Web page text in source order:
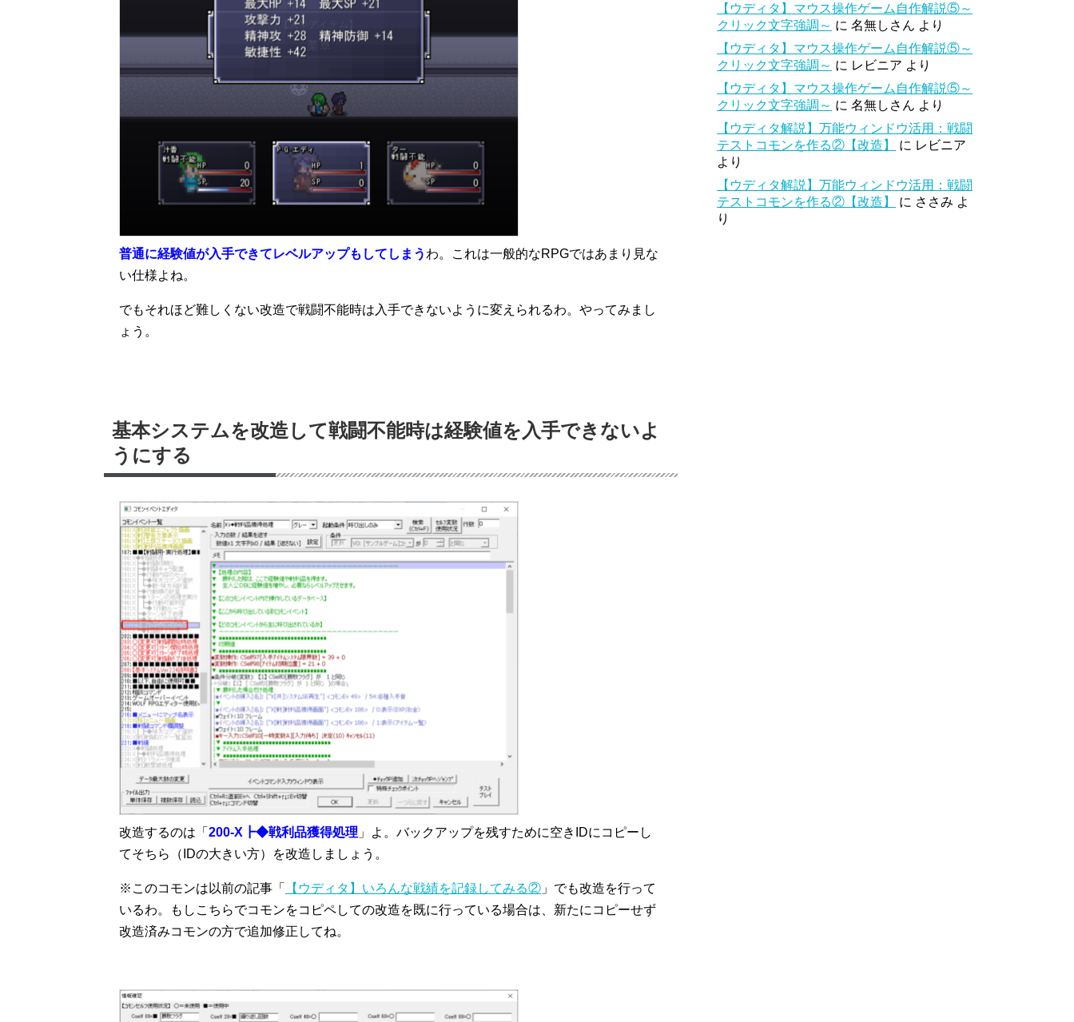
普通に経験値が入手できてレベルアップもしてしまう わ。これは一般的なRPGではあまり見な
い仕様よね。
でもそれほど難しくない改造で戦闘不能時は入手できないように変えられるわ。やってみまし
ょう。
基本システムを改造して戦闘不能時は経験値を入手できないよ
うにする
改造するのは「 200-X┣◆戦利品獲得処理 」よ。バックアップを残すために空きIDにコピーし
てそちら（IDの大きい方）を改造しましょう。
※このコモンは以前の記事「 【ウディタ】いろんな戦績を記録してみる② 」でも改造を行って
いるわ。もしこちらでコモンをコピペしての改造を既に行っている場合は、新たにコピーせず
改造済みコモンの方で追加修正してね。
【ウディタ】マウス操作ゲーム自作解説⑤～
クリック文字強調～ に 名無しさん より
【ウディタ】マウス操作ゲーム自作解説⑤～
クリック文字強調～ に レビニア より
【ウディタ】マウス操作ゲーム自作解説⑤～
クリック文字強調～ に 名無しさん より
【ウディタ解説】万能ウィンドウ活用：戦闘
テストコモンを作る②【改造】
に レビニア
より
【ウディタ解説】万能ウィンドウ活用：戦闘
テストコモンを作る②【改造】
に ささみ よ
り